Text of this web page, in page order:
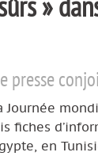
presse
Journée
fiches
en